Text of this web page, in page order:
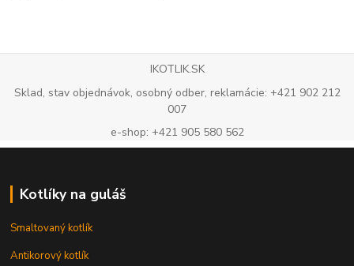
IKOTLIK.SK
Sklad, stav objednávok, osobný odber, reklamácie: +421 902 212
007
e-shop: +421 905 580 562
Kotlíky na guláš
Smaltovaný kotlík
Antikorový kotlík